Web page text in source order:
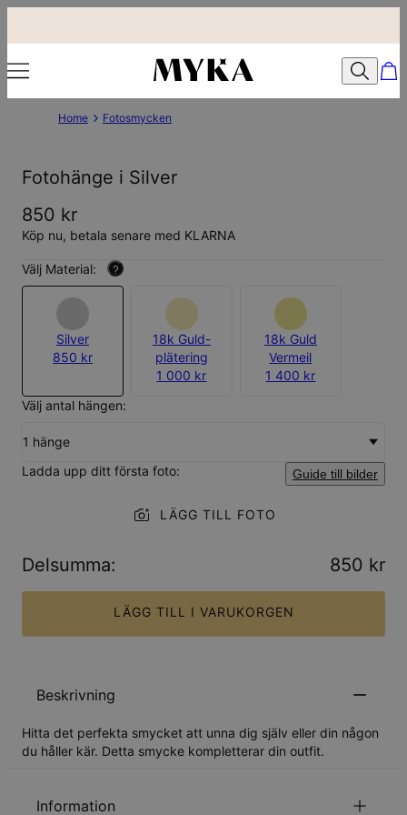
Home Fotosmycken
Fotohänge i Silver
850 kr
Köp nu, betala senare med KLARNA
Välj Material: ?
Silver
850 kr
18k Guld-
plätering
1 000 kr
18k Guld
Vermeil
1 400 kr
Välj antal hängen:
1 hänge
Ladda upp ditt första foto:
Guide till bilder
LÄGG TILL FOTO
Delsumma: 850 kr
LÄGG TILL I VARUKORGEN
Beskrivning
Hitta det perfekta smycket att unna dig själv eller din någon
du håller kär. Detta smycke kompletterar din outfit.
Information